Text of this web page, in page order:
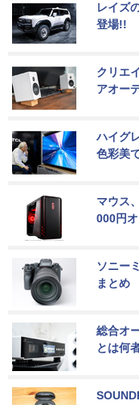
レイズ
登場!!
クリエ
アオー
ハイグ
色彩美
マウス
000円
ソニー
まとめ
総合オ
とは何